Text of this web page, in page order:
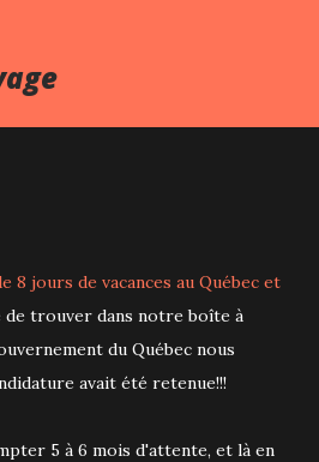
8 jours de vacances au Québec et
trouver dans notre boîte à
du Québec nous
avait été retenue!!!
5 à 6 mois d'attente, et là en